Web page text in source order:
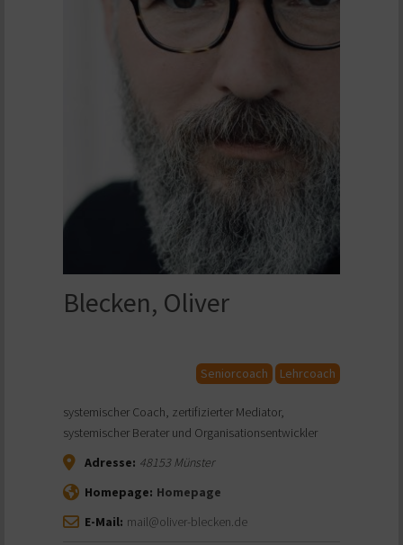
Blecken, Oliver
Seniorcoach Lehrcoach
systemischer Coach, zertifizierter Mediator,
systemischer Berater und Organisationsentwickler
Adresse: 48153Münster
Homepage: Homepage
E-Mail: mail@oliver-blecken.de